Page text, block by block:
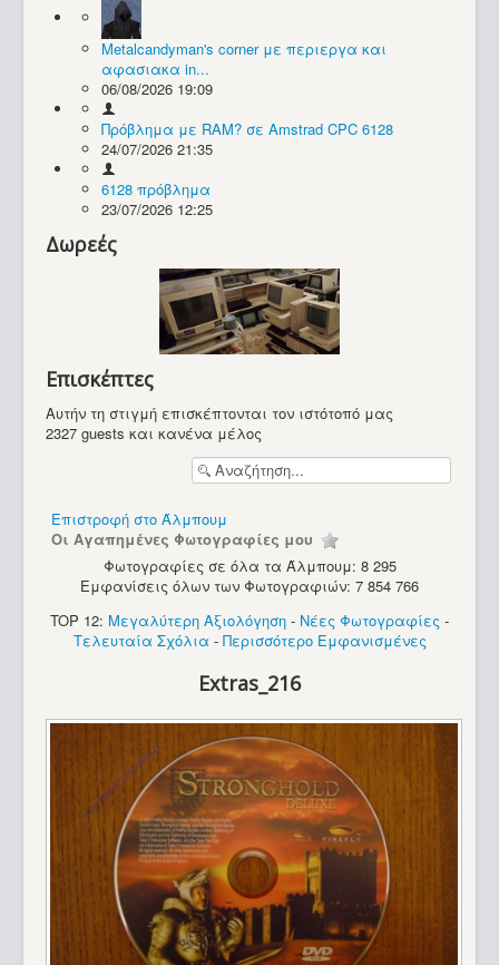
Υπολογιστές
Metalcandyman's corner με περιεργα και
αφασιακα in...
06/08/2026 19:09
Πρόβλημα με RAM? σε Amstrad CPC 6128
24/07/2026 21:35
6128 πρόβλημα
23/07/2026 12:25
Δωρεές
Επισκέπτες
Αυτήν τη στιγμή επισκέπτονται τον ιστότοπό μας
2327 guests και κανένα μέλος
Επιστροφή στο Άλμπουμ
Οι Αγαπημένες Φωτογραφίες μου
Φωτογραφίες σε όλα τα Άλμπουμ: 8 295
Εμφανίσεις όλων των Φωτογραφιών: 7 854 766
TOP 12: Μεγαλύτερη Αξιολόγηση - Νέες Φωτογραφίες -
Τελευταία Σχόλια - Περισσότερο Εμφανισμένες
Extras_216